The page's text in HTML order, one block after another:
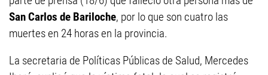
San Carlos de Bariloche, por lo que son cuatro las
muertes en 24 horas en la provincia.
La secretaria de Políticas Públicas de Salud, Mercedes